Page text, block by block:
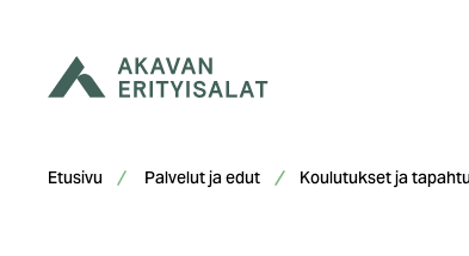
Etusivu Palvelut ja edut Koulutukset ja